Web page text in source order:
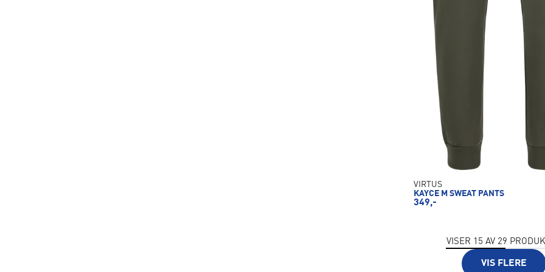
VIRTUS
KAYCE M SWEAT PANTS
349,-
VISER 15 AV 29
VIS FLERE